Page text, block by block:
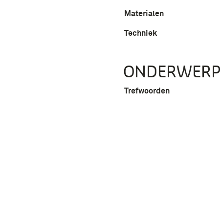
Materialen
Techniek
ONDERWERP
Trefwoorden